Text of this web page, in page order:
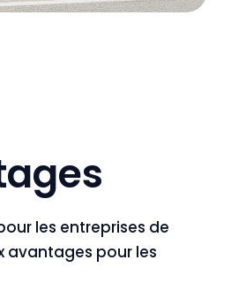
les entreprises de
avantages pour les